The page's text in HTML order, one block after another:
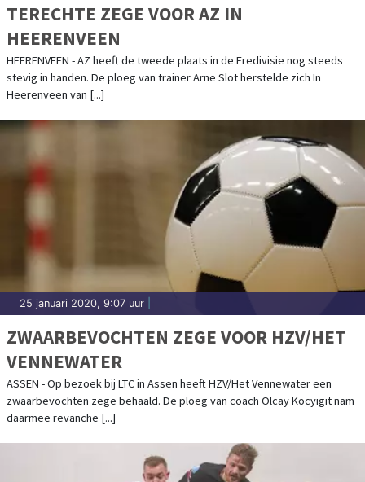
TERECHTE ZEGE VOOR AZ IN
HEERENVEEN
HEERENVEEN - AZ heeft de tweede plaats in de Eredivisie nog steeds
stevig in handen. De ploeg van trainer Arne Slot herstelde zich In
Heerenveen van [...]
25 januari 2020, 9:07 uur
ZWAARBEVOCHTEN ZEGE VOOR HZV/HET
VENNEWATER
ASSEN - Op bezoek bij LTC in Assen heeft HZV/Het Vennewater een
zwaarbevochten zege behaald. De ploeg van coach Olcay Kocyigit nam
daarmee revanche [...]